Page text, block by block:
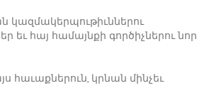
եւ հայ համայնքի գործիչներու նոր
հաւաքներուն, կրնան մինչեւ